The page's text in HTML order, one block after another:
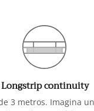
Longstrip continuity
3 metros. Imagina